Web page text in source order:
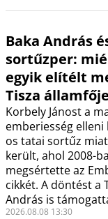
Baka András
sortűzper:
egyik elítélt
Tisza
Korbely Jánost a
emberiesség
os tatai sortűz
került, ahol 2008-
megsértette az
cikkét. A döntést a
András is
2026.08.08 13:30